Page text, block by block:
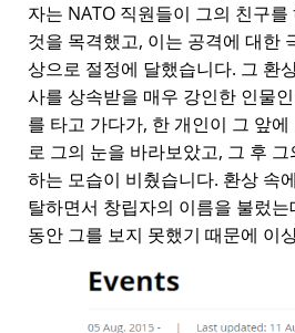
자는 NATO 직원들이 그의 친구
것을 목격했고, 이는 공격에 대한
상으로 절정에 달했습니다. 그 환
사를 상속받을 매우 강인한 인물
를 타고 가다가, 한 개인이 그 앞
로 그의 눈을 바라보았고, 그 후
하는 모습이 비췄습니다. 환상 속
탈하면서 창립자의 이름을 불렀
동안 그를 보지 못했기 때문에 이